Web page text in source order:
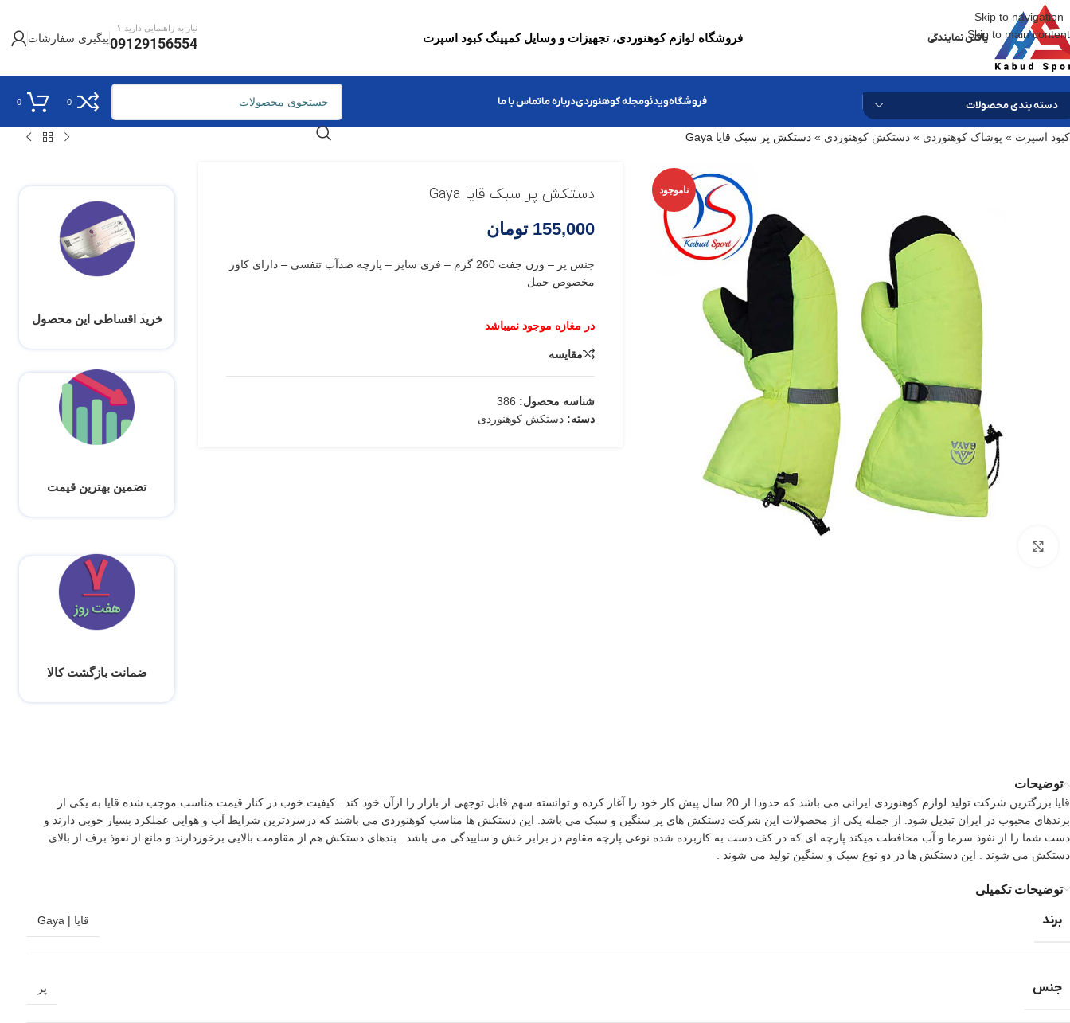
Skip to navigation
Skip to main contentیافتن نمایندگی فروشگاه لوازم کوهنوردی، تجهیزات و وسایل کمپینگ کبود اسپرت
نیاز به راهنمایی دارید ؟
09129156554پیگیری سفارشات
دسته بندی محصولات فروشگاهویدئومجله کوهنوردیدرباره ماتماس با ما 0
0
کبود اسپرت » پوشاک کوهنوردی » دستکش کوهنوردی » دستکش پر سبک قایا Gaya
ناموجود
دستکش پر سبک قایا Gaya
155,000 تومان
جنس پر – وزن جفت 260 گرم – فری سایز – پارچه ضدآب تنفسی – دارای کاور
مخصوص حمل
مقایسه
شناسه محصول: 386
دسته: دستکش کوهنوردی
خرید اقساطی این محصول
تضمین بهترین قیمت
ضمانت بازگشت کالا
توضیحات
قایا بزرگترین شرکت تولید لوازم کوهنوردی ایرانی می باشد که حدودا از 20 سال پیش کار خود را آغاز کرده و توانسته سهم قابل توجهی از بازار را ازآن خود کند . کیفیت خوب در کنار قیمت مناسب موجب شده قایا به یکی از
برندهای محبوب در ایران تبدیل شود. از جمله یکی از محصولات این شرکت دستکش های پر سنگین و سبک می باشد. این دستکش ها مناسب کوهنوردی می باشند که درسردترین شرایط آب و هوایی عملکرد بسیار خوبی دارند و
دست شما را از نفوذ سرما و آب محافظت میکند.پارچه ای که در کف دست به کاربرده شده نوعی پارچه مقاوم در برابر خش و ساییدگی می باشد . بندهای دستکش هم از مقاومت بالایی برخوردارند و مانع از نفوذ برف از بالای
دستکش می شوند . این دستکش ها در دو نوع سبک و سنگین تولید می شوند .
توضیحات تکمیلی
برند قایا | Gaya
جنس پر